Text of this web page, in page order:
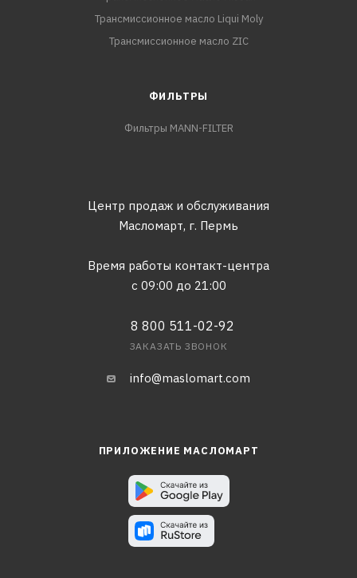
Трансмиссионное масло Liqui Moly
Трансмиссионное масло ZIC
ФИЛЬТРЫ
Фильтры MANN-FILTER
Центр продаж и обслуживания
Масломарт, г. Пермь
Время работы контакт-центра
с 09:00 до 21:00
8 800 511-02-92
ЗАКАЗАТЬ ЗВОНОК
info@maslomart.com
ПРИЛОЖЕНИЕ МАСЛОМАРТ